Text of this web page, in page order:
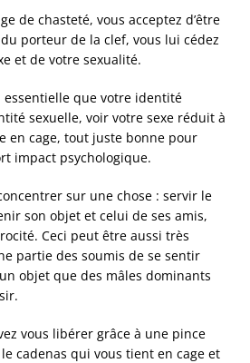
de chasteté, vous acceptez d’être
porteur de la clef, vous lui cédez
et de votre sexualité.
essentielle que votre identité
sexuelle, voir votre sexe réduit à
en cage, tout juste bonne pour
impact psychologique.
sur une chose : servir le
son objet et celui de ses amis,
Ceci peut être aussi très
partie des soumis de se sentir
objet que des mâles dominants
vous libérer grâce à une pince
cadenas qui vous tient en cage et